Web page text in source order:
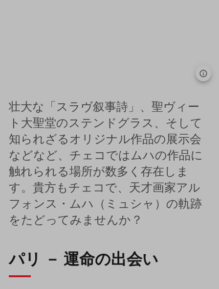
壮大な「スラヴ叙事詩」、聖ヴィー
ト大聖堂のステンドグラス、そして
知られざるオリジナル作品の展示会
などなど、チェコではムハの作品に
触れられる場所が数多く存在しま
す。貴方もチェコで、天才画家アル
フォンス・ムハ（ミュシャ）の軌跡
をたどってみませんか？
パリ － 運命の出会い